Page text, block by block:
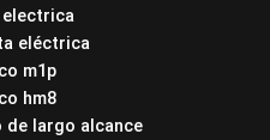
eléctrica
m1p
hm8
largo alcance